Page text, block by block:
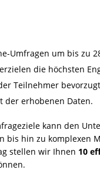
Umfragen um bis zu
die höchsten
Teilnehmer
der erhobenen Daten.
kann den
bis hin zu
stellen wir Ihnen 10